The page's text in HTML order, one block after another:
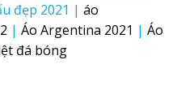
đẹp 2021 | áo
| Áo Argentina 2021 | Áo
đá bóng